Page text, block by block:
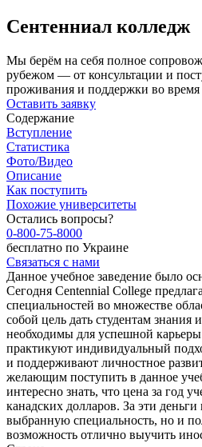
Сентенниал колледж
Мы берём на себя полное
рубежом — от консультации и
проживания и поддержки во время
Оставить заявку
Содержание
Вступление
Статистика
Фото/Видео
Описание
Как поступить
Похожие университеты
Остались вопросы?
0-800-75-8000
бесплатно по Украине
Связаться с нами
Данное учебное заведение было
Сегодня Centennial College
специальностей во множестве
собой цель дать студентам знания
необходимы для успешной
практикуют индивидуальный
и поддерживают личностное
желающим поступить в данное
интересно знать, что цена за год
канадских долларов. За эти
выбранную специальность, но и
возможность отлично выучить